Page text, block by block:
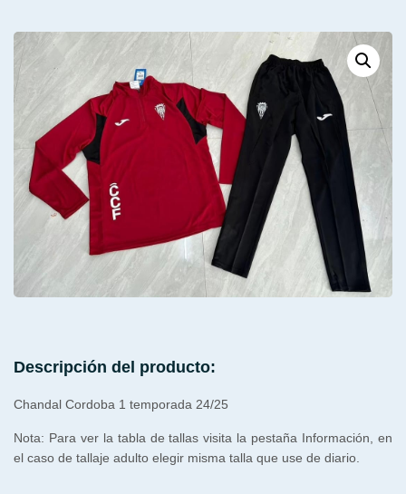
Descripción del producto:
Chandal Cordoba 1 temporada 24/25
Nota: Para ver la tabla de tallas visita la pestaña Información, en
el caso de tallaje adulto elegir misma talla que use de diario.